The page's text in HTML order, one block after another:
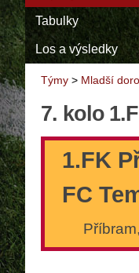
Tabulky
Los a výsledky
Týmy > Mladší
7. kolo
1.FK
FC